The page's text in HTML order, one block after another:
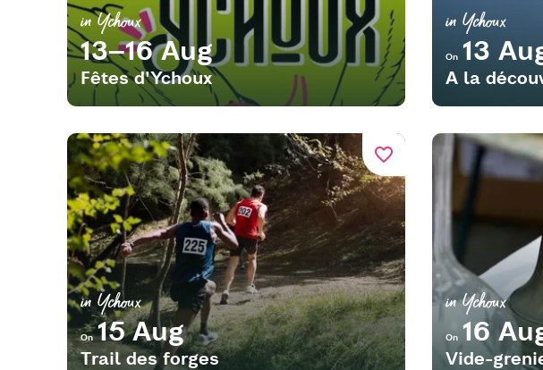
in Ychoux
13–16 Aug
Fêtes d'Ychoux
in Ychoux
On13
A la
favorite_border
in Ychoux
On15 Aug
Trail des forges
in Ychoux
On16
Vide-